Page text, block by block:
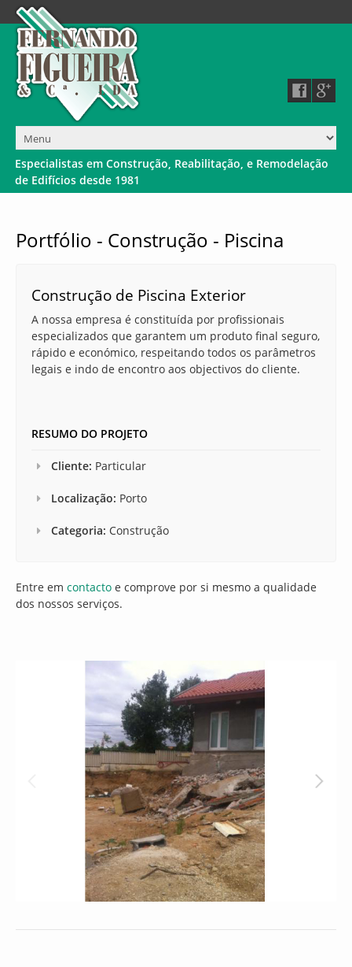
Especialistas em Construção, Reabilitação, e Remodelação
de Edifícios desde 1981
Portfólio - Construção - Piscina
Construção de Piscina Exterior
A nossa empresa é constituída por profissionais
especializados que garantem um produto final seguro,
rápido e económico, respeitando todos os parâmetros
legais e indo de encontro aos objectivos do cliente.
RESUMO DO PROJETO
Cliente: Particular
Localização: Porto
Categoria: Construção
Entre em contacto e comprove por si mesmo a qualidade
dos nossos serviços.